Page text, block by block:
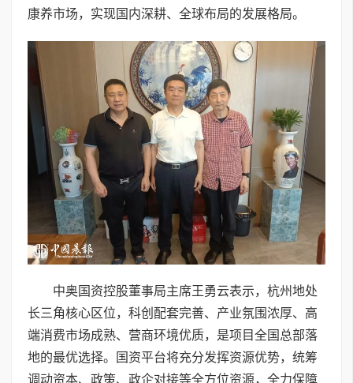
康养市场，实现国内深耕、全球布局的发展格局。
中奥国资控股董事局主席王勇云表示，杭州地处
长三角核心区位，科创配套完善、产业氛围浓厚、高
端消费市场成熟、营商环境优质，是项目全国总部落
地的最优选择。国资平台将充分发挥资源优势，统筹
调动资本、政策、政企对接等全方位资源，全力保障